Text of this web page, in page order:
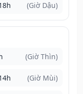
(Giờ Dậu)
(Giờ Thìn)
(Giờ Mùi)